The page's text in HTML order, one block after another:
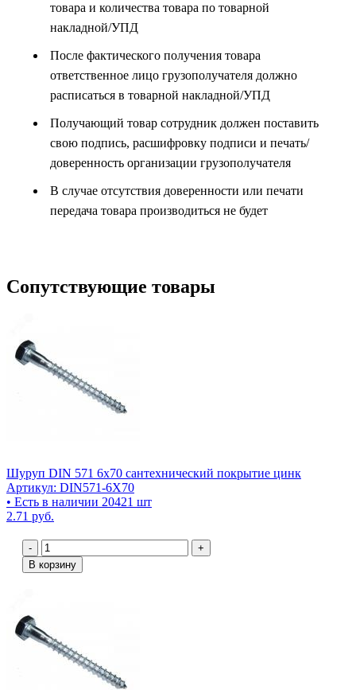
товара и количества товара по товарной
накладной/УПД
После фактического получения товара
ответственное лицо грузополучателя должно
расписаться в товарной накладной/УПД
Получающий товар сотрудник должен поставить
свою подпись, расшифровку подписи и печать/
доверенность организации грузополучателя
В случае отсутствия доверенности или печати
передача товара производиться не будет
Сопутствующие товары
Шуруп DIN 571 6х70 сантехнический покрытие цинк
Артикул: DIN571-6X70
• Есть в наличии 20421 шт
2.71 руб.
-
+
В корзину